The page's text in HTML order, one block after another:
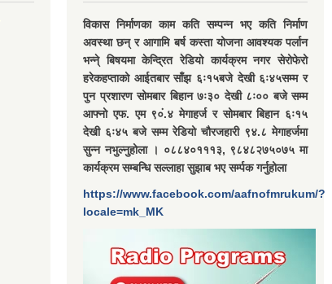
विकास निर्माणका काम कति सम्पन्न भए कति निर्माण
अवस्था छन् र आगामि बर्ष कस्ता योजना आवश्यक पर्लान
भन्ने् बिषयमा केन्द्रित रेडियो कार्यक्रम नगर सेरोफेरो
हरेकहप्ताको आईतबार साँझ ६ः१५बजे देखी ६ः४५सम्म र
पुन प्रशारण सोमबार बिहान ७ः३० देखी ८ः०० बजे सम्म
आफ्नो एफ. एम ९०ं.४ मेगाहर्ज र सोमबार बिहान ६ः१५
देखी ६ः४५ बजे सम्म रेडियो चौरजहारी ९४.८ मेगाहर्जमा
सुन्न नभुल्नुहोला । ०८८४०१११३, ९८४८२७५०७५ मा
कार्यक्रम सम्बन्धि सल्लाहा सुझाब भए सर्म्पक गर्नुहोला
https://www.facebook.com/aafnofmrukum/?
locale=mk_MK